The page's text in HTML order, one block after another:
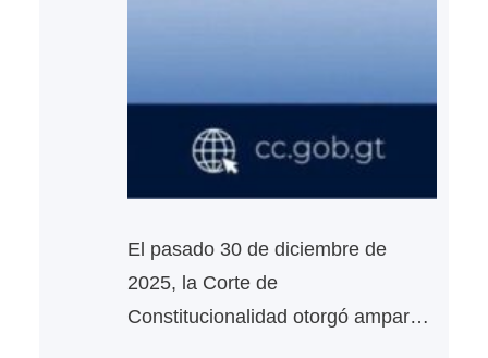
El pasado 30 de diciembre de
2025, la Corte de
Constitucionalidad otorgó amparo